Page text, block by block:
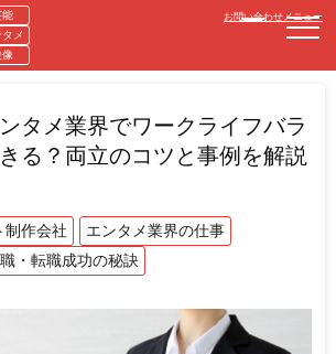
能
メ
像
お問い合わせメニュー
タメ業界でワークライフバラ
る？両立のコツと事例を解説
制作会社
エンタメ業界の仕事
・転職成功の秘訣